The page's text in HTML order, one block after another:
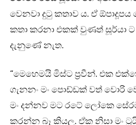
වෙනවා දුටු කතාව ය. ඒ
කතා කරනා එකක් වුණත් සූර්යා
දැනුණේ නැත.
“මෙහෙමයි මිස්ට ප්‍රවීන්. එක
ගැනනං මං පොඩ්ඩක් වත් වොරි
මං දන්නව මට රටේ ලෝකෙ
කරන්න බෑ කියල. ඒක නිසා මං